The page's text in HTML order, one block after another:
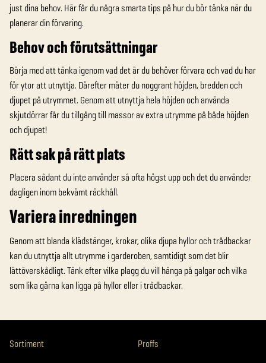
just dina behov. Här får du några smarta tips på hur du bör tänka när du
planerar din förvaring.
Behov och förutsättningar
Börja med att tänka igenom vad det är du behöver förvara och vad du har
för ytor att utnyttja. Därefter mäter du noggrant höjden, bredden och
djupet på utrymmet. Genom att utnyttja hela höjden och använda
skjutdörrar får du tillgång till massor av extra utrymme på både höjden
och djupet!
Rätt sak på rätt plats
Placera sådant du inte använder så ofta högst upp och det du använder
dagligen inom bekvämt räckhåll.
Variera inredningen
Genom att blanda klädstänger, krokar, olika djupa hyllor och trådbackar
kan du utnyttja allt utrymme i garderoben, samtidigt som det blir
lättöverskådligt. Tänk efter vilka plagg du vill hänga på galgar och vilka
som lika gärna kan ligga på hyllor eller i trådbackar.
Sortiment Proffs